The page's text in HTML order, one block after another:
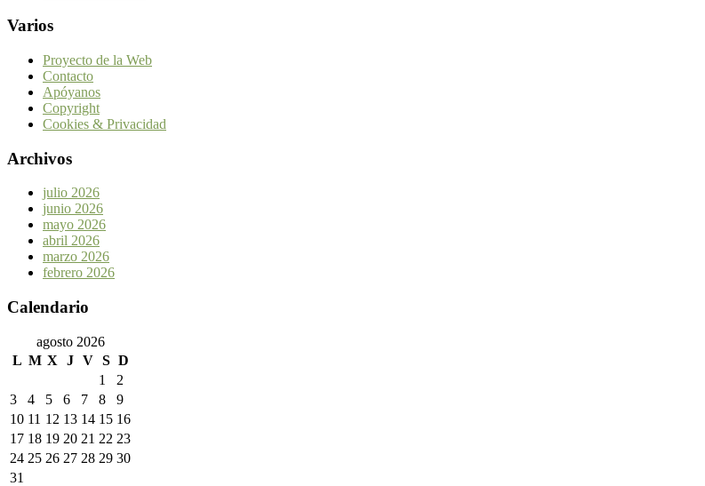
Varios
Proyecto de la Web
Contacto
Apóyanos
Copyright
Cookies & Privacidad
Archivos
julio 2026
junio 2026
mayo 2026
abril 2026
marzo 2026
febrero 2026
Calendario
agosto 2026
L M X J V S D
1
2
3
4 5 6 7 8
9
10 11 12 13 14 15 16
17 18 19 20 21 22 23
24 25 26 27 28 29 30
31